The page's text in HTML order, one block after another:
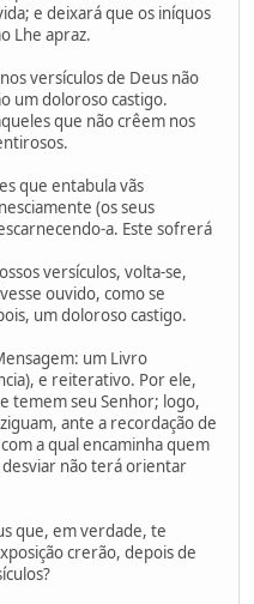
e deixará que os iníquos
Lhe apraz.
versículos de Deus não
um doloroso castigo.
que não crêem nos
que entabula vãs
(os seus
a. Este sofrerá
versículos, volta-se,
ouvido, como se
um doloroso castigo.
um Livro
e reiterativo. Por ele,
temem seu Senhor; logo,
ante a recordação de
a qual encaminha quem
não terá orientar
que, em verdade, te
crerão, depois de